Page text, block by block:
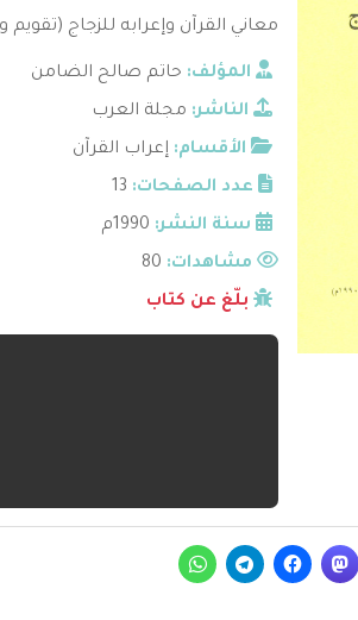
معاني القرآن وإعرابه للزجاج
المؤلف: حاتم صالح الضامن
الناشر: مجلة العرب
الأقسام: إعراب القرآن
عدد الصفحات: 13
سنة النشر: 1990م
مشاهدات:
بلّغ عن كتاب